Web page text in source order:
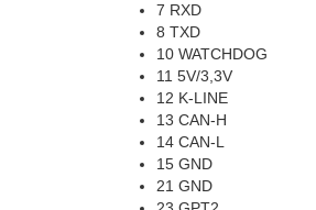
7 RXD
8 TXD
10 WATCHDOG
11 5V/3,3V
12 K-LINE
13 CAN-H
14 CAN-L
15 GND
21 GND